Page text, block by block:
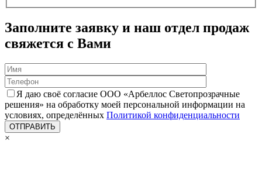
Заполните заявку и наш отдел продаж
свяжется с Вами
Я даю своё согласие ООО «Арбеллос Светопрозрачные
решения» на обработку моей персональной информации на
условиях, определённых Политикой конфиденциальности
×